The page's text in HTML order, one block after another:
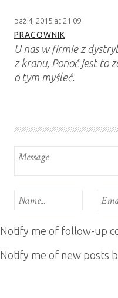
paź 4, 2015 at 21:09
PRACOWNIK
U nas w firmie z
z kranu, Ponoć jest to
o tym myśleć.
Notify me of follow-up
Notify me of new posts